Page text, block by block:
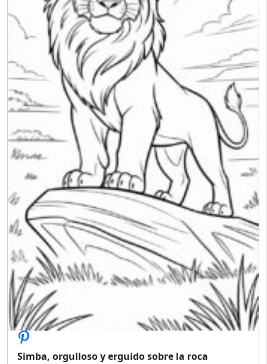
Simba, orgulloso y erguido sobre la roca